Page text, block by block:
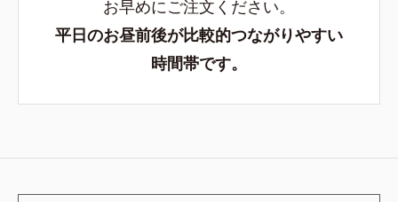
お早めにご注文ください。
平日のお昼前後が比較的つながりやすい
時間帯です。